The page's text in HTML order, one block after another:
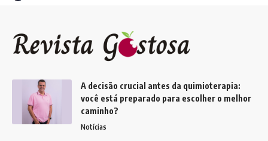
A decisão crucial antes da quimioterapia:
você está preparado para escolher o melhor
caminho?
Notícias